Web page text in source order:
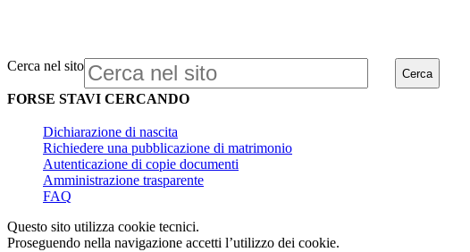
Cerca nel sito Cerca
FORSE STAVI CERCANDO
Dichiarazione di nascita
Richiedere una pubblicazione di matrimonio
Autenticazione di copie documenti
Amministrazione trasparente
FAQ
Questo sito utilizza cookie tecnici.
Proseguendo nella navigazione accetti l’utilizzo dei cookie.